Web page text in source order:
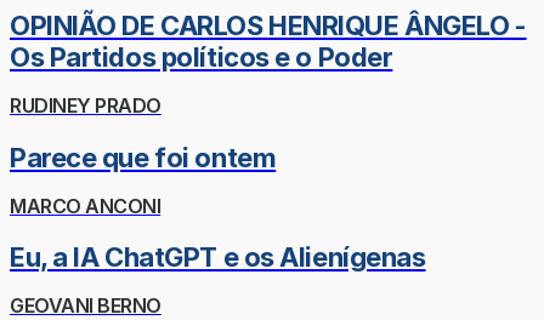
OPINIÃO DE CARLOS HENRIQUE ÂNGELO -
Os Partidos políticos e o Poder
RUDINEY PRADO
Parece que foi ontem
MARCO ANCONI
Eu, a IA ChatGPT e os Alienígenas
GEOVANI BERNO